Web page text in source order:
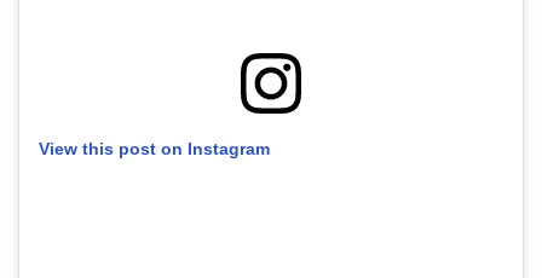
View this post on Instagram